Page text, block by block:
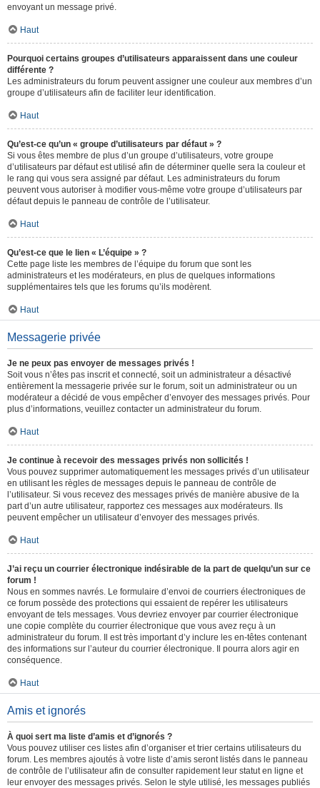
envoyant un message privé.
Haut
Pourquoi certains groupes d’utilisateurs apparaissent dans une couleur
différente ?
Les administrateurs du forum peuvent assigner une couleur aux membres d’un
groupe d’utilisateurs afin de faciliter leur identification.
Haut
Qu’est-ce qu’un « groupe d’utilisateurs par défaut » ?
Si vous êtes membre de plus d’un groupe d’utilisateurs, votre groupe
d’utilisateurs par défaut est utilisé afin de déterminer quelle sera la couleur et
le rang qui vous sera assigné par défaut. Les administrateurs du forum
peuvent vous autoriser à modifier vous-même votre groupe d’utilisateurs par
défaut depuis le panneau de contrôle de l’utilisateur.
Haut
Qu’est-ce que le lien « L’équipe » ?
Cette page liste les membres de l’équipe du forum que sont les
administrateurs et les modérateurs, en plus de quelques informations
supplémentaires tels que les forums qu’ils modèrent.
Haut
Messagerie privée
Je ne peux pas envoyer de messages privés !
Soit vous n’êtes pas inscrit et connecté, soit un administrateur a désactivé
entièrement la messagerie privée sur le forum, soit un administrateur ou un
modérateur a décidé de vous empêcher d’envoyer des messages privés. Pour
plus d’informations, veuillez contacter un administrateur du forum.
Haut
Je continue à recevoir des messages privés non sollicités !
Vous pouvez supprimer automatiquement les messages privés d’un utilisateur
en utilisant les règles de messages depuis le panneau de contrôle de
l’utilisateur. Si vous recevez des messages privés de manière abusive de la
part d’un autre utilisateur, rapportez ces messages aux modérateurs. Ils
peuvent empêcher un utilisateur d’envoyer des messages privés.
Haut
J’ai reçu un courrier électronique indésirable de la part de quelqu’un sur ce
forum !
Nous en sommes navrés. Le formulaire d’envoi de courriers électroniques de
ce forum possède des protections qui essaient de repérer les utilisateurs
envoyant de tels messages. Vous devriez envoyer par courrier électronique
une copie complète du courrier électronique que vous avez reçu à un
administrateur du forum. Il est très important d’y inclure les en-têtes contenant
des informations sur l’auteur du courrier électronique. Il pourra alors agir en
conséquence.
Haut
Amis et ignorés
À quoi sert ma liste d’amis et d’ignorés ?
Vous pouvez utiliser ces listes afin d’organiser et trier certains utilisateurs du
forum. Les membres ajoutés à votre liste d’amis seront listés dans le panneau
de contrôle de l’utilisateur afin de consulter rapidement leur statut en ligne et
leur envoyer des messages privés. Selon le style utilisé, les messages publiés